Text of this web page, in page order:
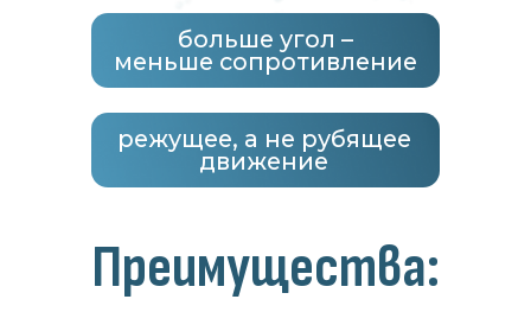
Компания VAXON взяла за основу
конструкцию одной из самых известных
Особенности косореза